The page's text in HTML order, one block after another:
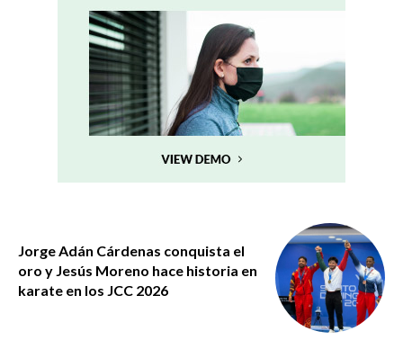
Jorge Adán Cárdenas conquista el
oro y Jesús Moreno hace historia en
karate en los JCC 2026